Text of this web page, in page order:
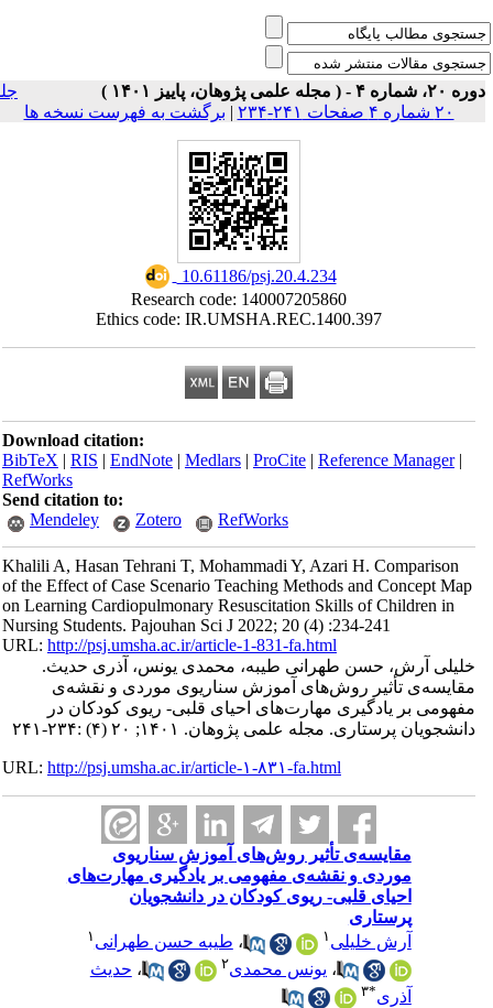
جلد
| برگشت به فهرست نسخه ها
‎ 10.61186/psj.20.4.234
Research code: 140007205860
Ethics code:
BibTeX|RIS| EndNote |Medlars|ProCite|
Mendeley
Zotero
Khalili A, Hasan Tehrani T, Mohammadi Y,
of the Effect of Case Scenario Teaching Methods
on Learning Cardiopulmonary Resuscitation
Nursing Students. Pajouhan Sci J 2022; 20 (4)
URL:http://psj.umsha.ac.ir/article-1-831-fa.html
طیبه، محمدی یونس، آذری حدیث.
آموزش سناریوی موردی و نقشه‌ی
مهارت‌های احیای قلبی- ریوی کودکان در
پژوهان. ۱۴۰۱; ۲۰ (۴) :۲۳۴-۲۴۱
URL:http://psj.umsha.ac.ir/article-۱-۸۳۱-fa.html
تأثیر روش‌های آموزش سناریوی
مفهومی بر یادگیری مهارت‌های
ریوی کودکان در دانشجویان
، طیبه حسن طهرانی
یونس محمدی۲ ،حدیث